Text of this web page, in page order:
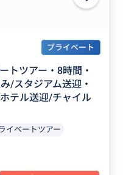
プライベート
トツアー・8時間・
/スタジアム送迎・
テル送迎/チャイル
イベートツアー